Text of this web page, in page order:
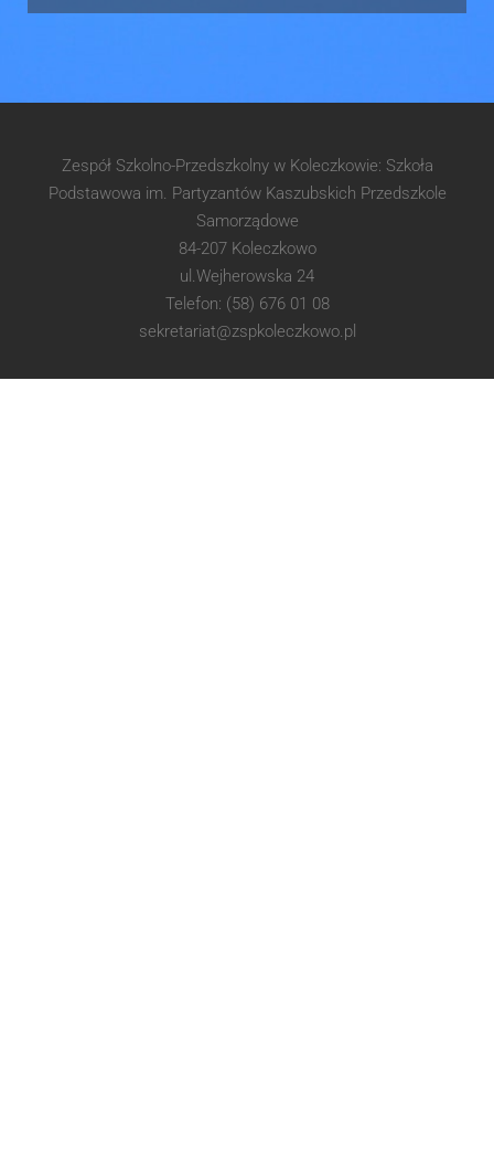
Zespół Szkolno-Przedszkolny w Koleczkowie: Szkoła
Podstawowa im. Partyzantów Kaszubskich Przedszkole
Samorządowe
84-207 Koleczkowo
ul.Wejherowska 24
Telefon: (58) 676 01 08
sekretariat@zspkoleczkowo.pl